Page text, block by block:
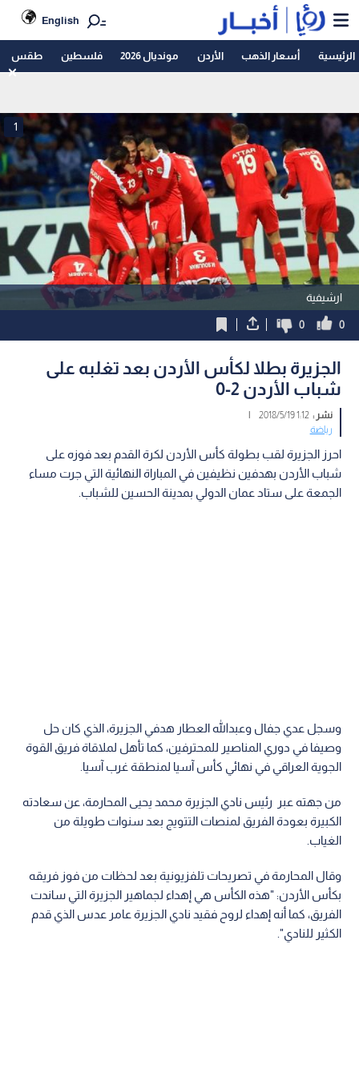
English
الرئيسية أسعار الذهب الأردن مونديال 2026 فلسطين طقس
ارشيفية
1
0
0
الجزيرة بطلا لكأس الأردن بعد تغلبه على
شباب الأردن 2-0
نشر :1:12 2018/5/19
|
رياضة
احرز الجزيرة لقب بطولة كأس الأردن لكرة القدم بعد فوزه على
شباب الأردن بهدفين نظيفين في المباراة النهائية التي جرت مساء
الجمعة على ستاد عمان الدولي بمدينة الحسين للشباب.
وسجل عدي جفال وعبدالله العطار هدفي الجزيرة، الذي كان حل
وصيفا في دوري المناصير للمحترفين، كما تأهل لملاقاة فريق القوة
الجوية العراقي في نهائي كأس آسيا لمنطقة غرب آسيا.
من جهته عبر رئيس نادي الجزيرة محمد يحيى المحارمة، عن سعادته
الكبيرة بعودة الفريق لمنصات التتويج بعد سنوات طويلة من
الغياب.
وقال المحارمة في تصريحات تلفزيونية بعد لحظات من فوز فريقه
بكأس الأردن: "هذه الكأس هي إهداء لجماهير الجزيرة التي ساندت
الفريق، كما أنه إهداء لروح فقيد نادي الجزيرة عامر عدس الذي قدم
الكثير للنادي".